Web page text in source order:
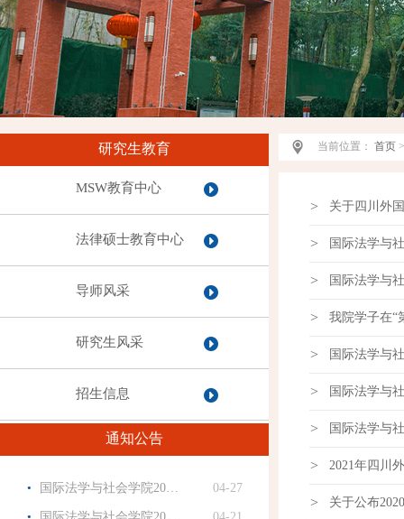
研究生教育
MSW教育中心
法律硕士教育中心
导师风采
研究生风采
招生信息
通知公告
· 国际法学与社会学院20… 04-27
当前位置： 首页
> 关于四川外
> 国际法学与
> 国际法学与
> 我院学子在“
> 国际法学与
> 国际法学与
> 国际法学与
> 2021年四川
> 关于公布